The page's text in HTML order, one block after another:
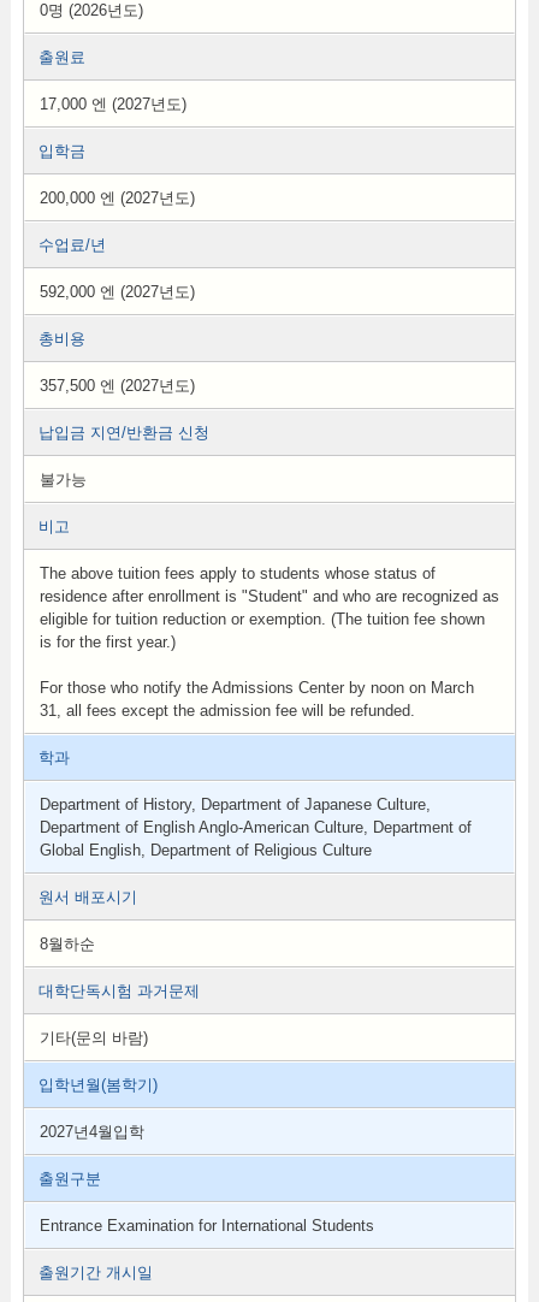
0명 (2026년도)
출원료
17,000 엔 (2027년도)
입학금
200,000 엔 (2027년도)
수업료/년
592,000 엔 (2027년도)
총비용
357,500 엔 (2027년도)
납입금 지연/반환금 신청
불가능
비고
The above tuition fees apply to students whose status of
residence after enrollment is "Student" and who are recognized as
eligible for tuition reduction or exemption. (The tuition fee shown
is for the first year.)
For those who notify the Admissions Center by noon on March
31, all fees except the admission fee will be refunded.
학과
Department of History, Department of Japanese Culture,
Department of English Anglo-American Culture, Department of
Global English, Department of Religious Culture
원서 배포시기
8월하순
대학단독시험 과거문제
기타(문의 바람)
입학년월(봄학기)
2027년4월입학
출원구분
Entrance Examination for International Students
출원기간 개시일